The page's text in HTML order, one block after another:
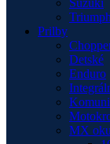
Suzuki
Triumph
Prilby
Detské
Enduro
MX